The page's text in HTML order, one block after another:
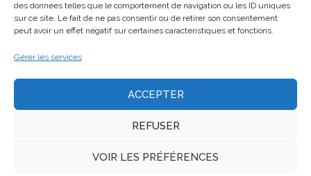
des données telles que le comportement de navigation ou les ID uniques
sur ce site. Le fait de ne pas consentir ou de retirer son consentement
peut avoir un effet négatif sur certaines caractéristiques et fonctions.
Gérer les services
ACCEPTER
REFUSER
VOIR LES PRÉFÉRENCES
Frouzins L'Isle-Jourdain
rights reserved. SITE EN CONSTRUCTION